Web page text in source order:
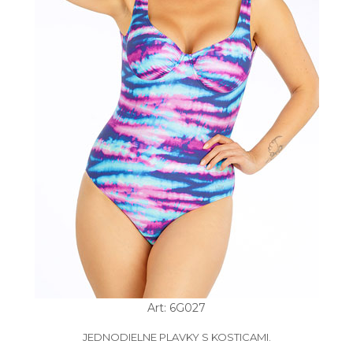
Art: 6G027
JEDNODIELNE PLAVKY S KOSTICAMI.